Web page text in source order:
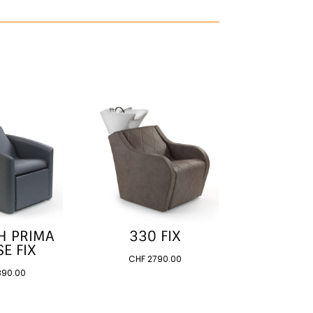
PRIMA
FIX
330 FIX
CHF2790.00